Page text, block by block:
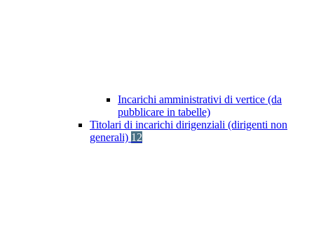
Incarichi amministrativi di vertice (da
pubblicare in tabelle)
Titolari di incarichi dirigenziali (dirigenti non
generali) 12